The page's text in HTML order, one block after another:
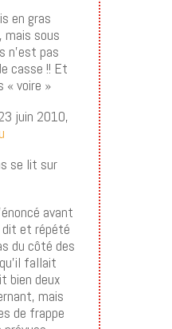
en gras
mais sous
n’est pas
casse !! Et
« voire »
juin 2010,
se lit sur
avant
dit et répété
du côté des
fallait
bien deux
mais
de frappe